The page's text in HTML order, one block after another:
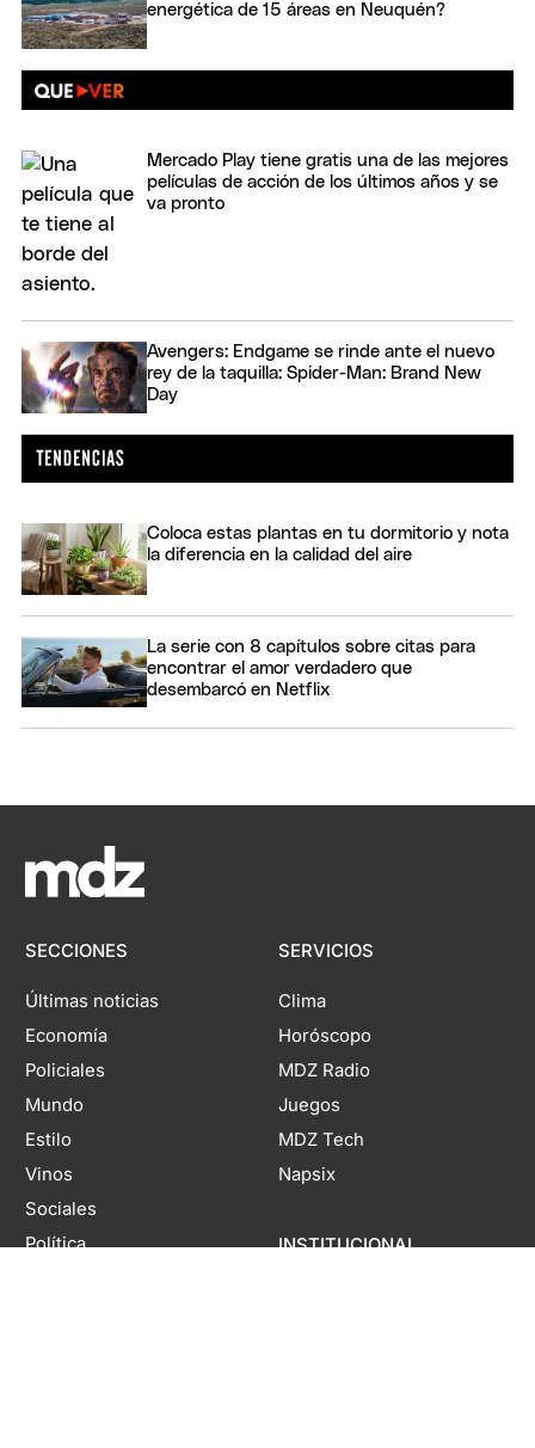
energética de 15 áreas en Neuquén?
Mercado Play tiene gratis una de las mejores
películas de acción de los últimos años y se
va pronto
Avengers: Endgame se rinde ante el nuevo
rey de la taquilla: Spider-Man: Brand New
Day
Coloca estas plantas en tu dormitorio y nota
la diferencia en la calidad del aire
La serie con 8 capítulos sobre citas para
encontrar el amor verdadero que
desembarcó en Netflix
SECCIONES
Últimas noticias
Economía
Policiales
Mundo
Estilo
Vinos
Sociales
Política
SERVICIOS
Clima
Horóscopo
MDZ Radio
Juegos
MDZ Tech
Napsix
INSTITUCIONAL